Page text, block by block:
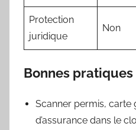
Protection
juridique
Non
Bonnes
Scanner permis, carte
d’assurance dans le